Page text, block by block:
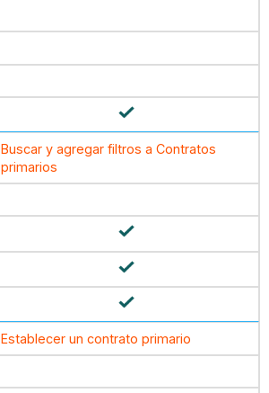
Buscar y agregar filtros a Contratos
primarios
Establecer un contrato primario